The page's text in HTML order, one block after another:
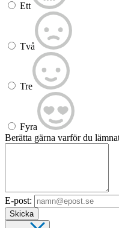
Ett
Två
Tre
Fyra
Berätta gärna varför du
E-post:
Skicka